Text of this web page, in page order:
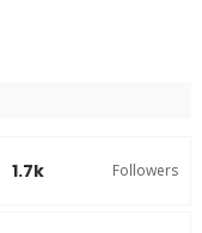
1.7k Followers